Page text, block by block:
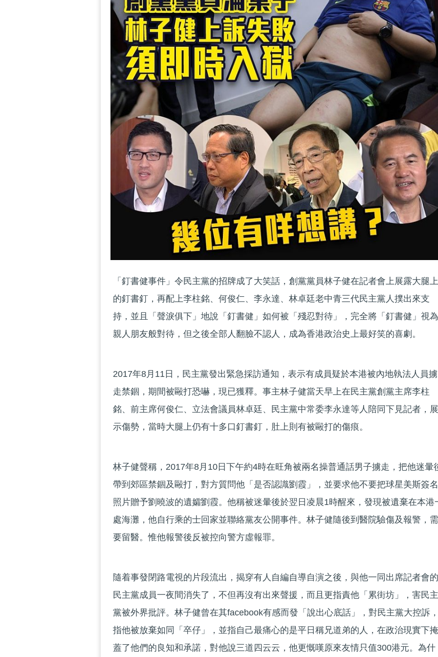
「釘書健事件」令民主黨的招牌成了大笑話，創黨黨員林子健在記者會上展露大腿上
的釘書釘，再配上李柱銘、何俊仁、李永達、林卓廷老中青三代民主黨人撲出來支
持，並且「聲淚俱下」地說「釘書健」如何被「殘忍對待」，完全將「釘書健」視為
親人朋友般對待，但之後全部人翻臉不認人，成為香港政治史上最好笑的喜劇。
2017年8月11日，民主黨發出緊急採訪通知，表示有成員疑於本港被內地執法人員擄
走禁錮，期間被毆打恐嚇，現已獲釋。事主林子健當天早上在民主黨創黨主席李柱
銘、前主席何俊仁、立法會議員林卓廷、民主黨中常委李永達等人陪同下見記者，展
示傷勢，當時大腿上仍有十多口釘書釘，肚上則有被毆打的傷痕。
林子健聲稱，2017年8月10日下午約4時在旺角被兩名操普通話男子擄走，把他迷暈
帶到郊區禁錮及毆打，對方質問他「是否認識劉霞」，並要求他不要把球星美斯簽名
照片贈予劉曉波的遺孀劉霞。他稱被迷暈後於翌日凌晨1時醒來，發現被遺棄在本港
處海灘，他自行乘的士回家並聯絡黨友公開事件。林子健隨後到醫院驗傷及報警，需
要留醫。惟他報警後反被控向警方虛報罪。
隨着事發閉路電視的片段流出，揭穿有人自編自導自演之後，與他一同出席記者會的
民主黨成員一夜間消失了，不但再沒有出來聲援，而且更指責他「累街坊」，害民主
黨被外界批評。林子健曾在其facebook有感而發「說出心底話」，對民主黨大控訴
指他被放棄如同「卒仔」，並指自己最痛心的是平日稱兄道弟的人，在政治現實下掩
蓋了他們的良知和承諾，對他說三道四云云，他更慨嘆原來友情只值300港元。為什